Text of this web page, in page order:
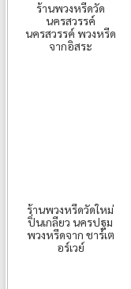
ร้านพวงหรีดวัด
นครสวรรค์
นครสวรรค์ พวงหรีด
จากอิสระ
ร้านพวงหรีดวัดใหม่
ปิ่นเกลียว นครปฐม
พวงหรีดจาก ชาร์เต
อร์เวย์